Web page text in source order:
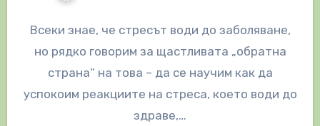
Всеки знае, че стресът води до заболяване,
но рядко говорим за щастливата „обратна
страна“ на това – да се научим как да
успокоим реакциите на стреса, което води до
здраве,…